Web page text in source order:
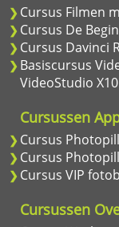
Cursus Filmen
Cursus De
Cursus Davinci
Basiscursus
VideoStudio X10
Cursussen
Cursus
Cursus
Cursus VIP
Cursussen